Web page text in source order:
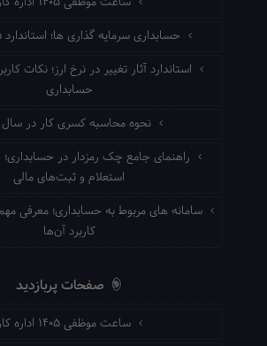
حسابداری سرمایه گذاری ها؛ استاندارد ۱۵ و ثبت‌ها
استاندارد آثار تغییر در نرخ ارز؛ نکات
حسابداری
نحوه محاسبه کسری کار در سال
راهنمای جامع چک رمزدار در حسابداری؛
استعلام و ثبت‌های مالی
سامانه های مربوط به حسابداری؛ معرفی
کاربرد آن‌ها
صفحات پربازدید
ساعت موظفی ۱۴۰۵ اداره کار